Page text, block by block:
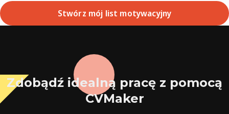
Stwórz mój list motywacyjny
Zdobądź idealną pracę z pomocą
CVMaker